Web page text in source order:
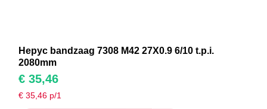
Hepyc bandzaag 7308 M42 27X0.9 6/10 t.p.i.
2080mm
€ 35,46
€35,46 p/1